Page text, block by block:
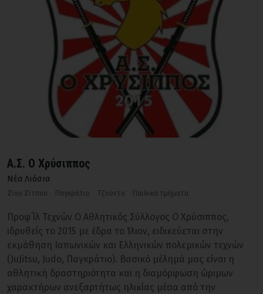
Α.Σ. O Xρύσιππος
Νέα Λιόσια
Ζίου Ζίτσου Παγκράτιο Τζούντο Παιδικά τμήματα
Προφ΄ίλ Τεχνών Ο Αθλητικός Σύλλογος Ο Χρύσιππος,
ιδρυθείς το 2015 με έδρα το Ίλιον, ειδικεύεται στην
εκμάθηση Ιαπωνικών και Ελληνικών πολεμικών τεχνών
(JuJitsu, Judo, Παγκράτιο). Βασικό μέλημά μας είναι η
αθλητική δραστηριότητα και η διαμόρφωση ώριμων
χαρακτήρων ανεξαρτήτως ηλικίας μέσα από την